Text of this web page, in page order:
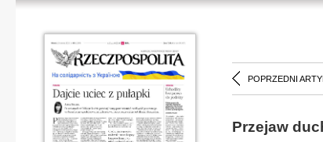
POPRZEDNI
Przejaw